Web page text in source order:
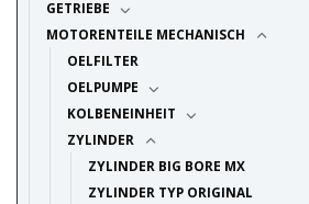
GETRIEBE
MOTORENTEILE MECHANISCH
OELFILTER
OELPUMPE
KOLBENEINHEIT
ZYLINDER
ZYLINDER BIG BORE MX
ZYLINDER TYP ORIGINAL